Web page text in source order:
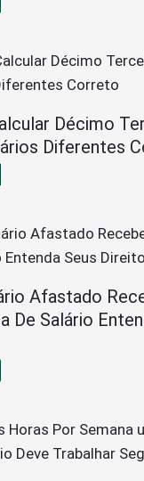
Décimo
Diferentes
Afastado
De Salário